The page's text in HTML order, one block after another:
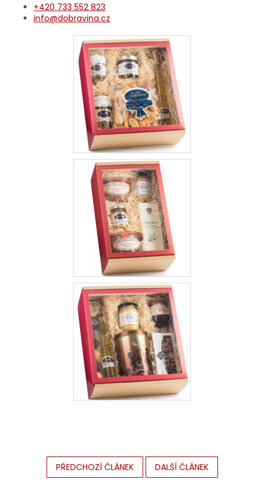
+420 733 552 823
info@dobravina.cz
PŘEDCHOZÍ ČLÁNEK DALŠÍ ČLÁNEK